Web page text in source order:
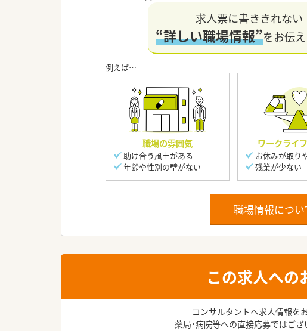
求人票に書ききれない
“詳しい職場情報”をお伝え
職場の雰囲気
助け合う風土がある
年齢や性別の壁がない
ワークライ
お休みが取り
残業が少ない
職場情報につい
この求人への
コンサルタントへ求人情報を
薬局・病院等への直接応募ではござ